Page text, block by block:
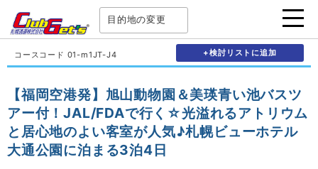
目的地の変更
コースコード 01-m1JT-J4 +検討リストに追加
【福岡空港発】旭山動物園＆美瑛青い池バスツ
アー付！JAL/FDAで行く☆光溢れるアトリウム
と居心地のよい客室が人気♪札幌ビューホテル
大通公園に泊まる3泊4日